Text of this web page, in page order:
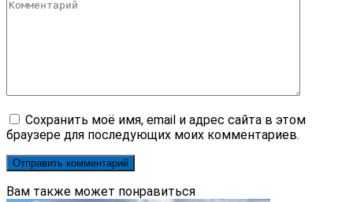
Сохранить моё имя, email и адрес сайта в этом
браузере для последующих моих комментариев.
Вам также может понравиться